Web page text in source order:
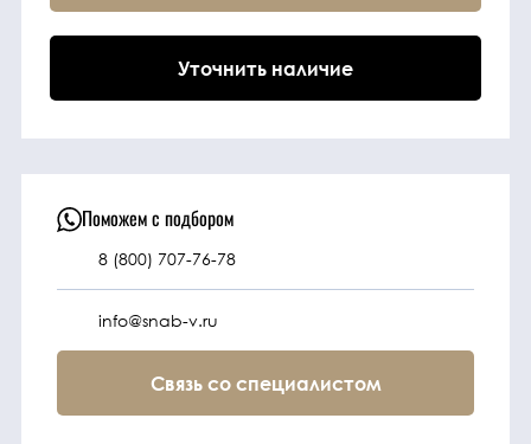
элементы
Ходовые части
Электрическая
Под заказ
Уточнить наличие
Поможем с подбором
8 (800) 707-76-78
info@snab-v.ru
Связь со специалистом